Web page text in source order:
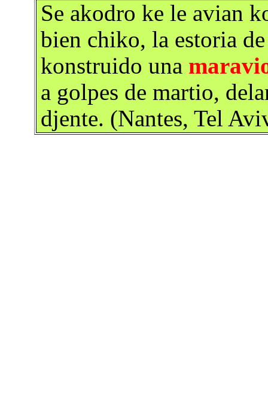
Se akodro ke le avian
bien chiko, la estoria
konstruido una
a golpes de martio,
djente. (Nantes, Tel